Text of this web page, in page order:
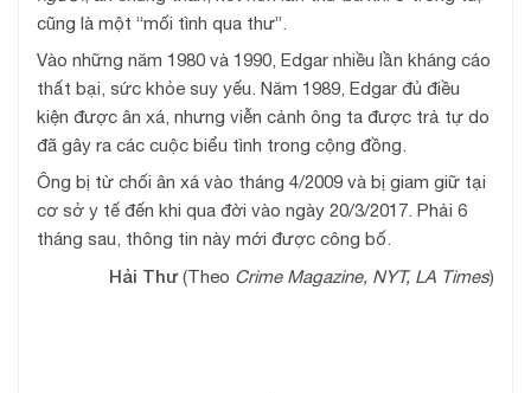
cũng là một “mối tình qua thư”.
Vào những năm 1980 và 1990, Edgar nhiều lần kháng cáo
thất bại, sức khỏe suy yếu. Năm 1989, Edgar đủ điều
kiện được ân xá, nhưng viễn cảnh ông ta được trả tự do
đã gây ra các cuộc biểu tình trong cộng đồng.
Ông bị từ chối ân xá vào tháng 4/2009 và bị giam giữ tại
cơ sở y tế đến khi qua đời vào ngày 20/3/2017. Phải 6
tháng sau, thông tin này mới được công bố.
Hải Thư(Theo Crime Magazine, NYT, LA Times)